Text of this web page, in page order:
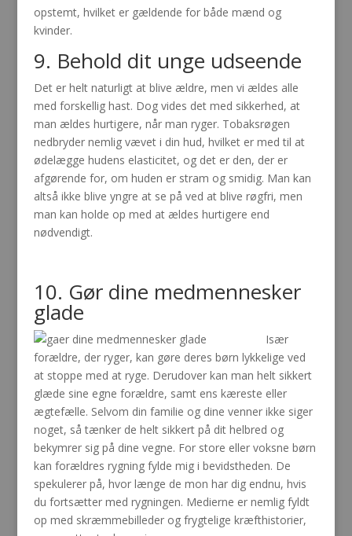
opstemt, hvilket er gældende for både mænd og
kvinder.
9. Behold dit unge udseende
Det er helt naturligt at blive ældre, men vi ældes alle
med forskellig hast. Dog vides det med sikkerhed, at
man ældes hurtigere, når man ryger. Tobaksrøgen
nedbryder nemlig vævet i din hud, hvilket er med til at
ødelægge hudens elasticitet, og det er den, der er
afgørende for, om huden er stram og smidig. Man kan
altså ikke blive yngre at se på ved at blive røgfri, men
man kan holde op med at ældes hurtigere end
nødvendigt.
10. Gør dine medmennesker
glade
Især
forældre, der ryger, kan gøre deres børn lykkelige ved
at stoppe med at ryge. Derudover kan man helt sikkert
glæde sine egne forældre, samt ens kæreste eller
ægtefælle. Selvom din familie og dine venner ikke siger
noget, så tænker de helt sikkert på dit helbred og
bekymrer sig på dine vegne. For store eller voksne børn
kan forældres rygning fylde mig i bevidstheden. De
spekulerer på, hvor længe de mon har dig endnu, hvis
du fortsætter med rygningen. Medierne er nemlig fyldt
op med skræmmebilleder og frygtelige kræfthistorier,